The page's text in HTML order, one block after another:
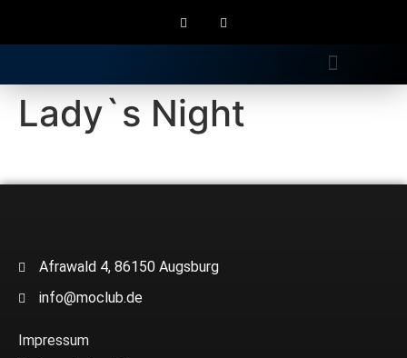
Lady`s Night
Afrawald 4, 86150 Augsburg
info@moclub.de
Impressum